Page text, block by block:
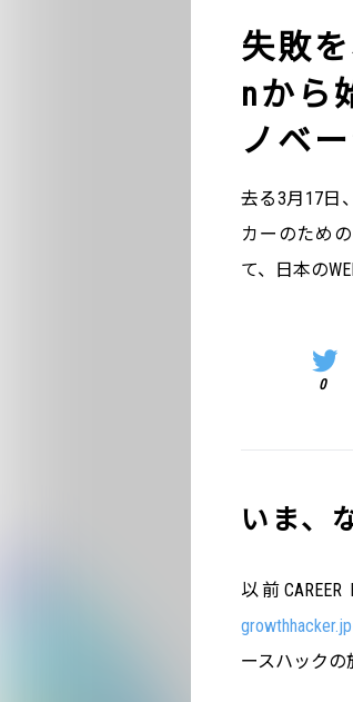
失敗
nから
ノベー
去る3月17日
カーのため
て、日本の
0
いま、
以前
ースハックの